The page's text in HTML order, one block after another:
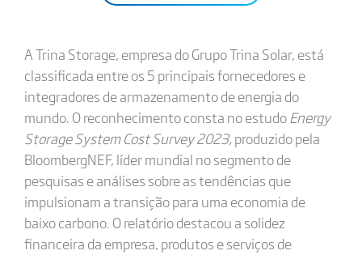
A Trina Storage, empresa do Grupo Trina Solar, está
classificada entre os 5 principais fornecedores e
integradores de armazenamento de energia do
mundo. O reconhecimento consta no estudoEnergy
Storage System Cost Survey 2023,produzido pela
BloombergNEF, líder mundial no segmento de
pesquisas e análises sobre as tendências que
impulsionam a transição para uma economia de
baixo carbono. O relatório destacou a solidez
financeira da empresa, produtos e serviços de